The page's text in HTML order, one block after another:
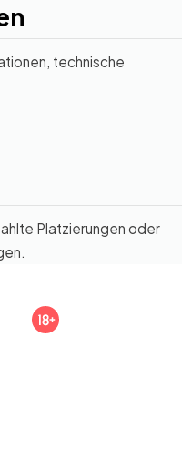
technische
Platzierungen oder